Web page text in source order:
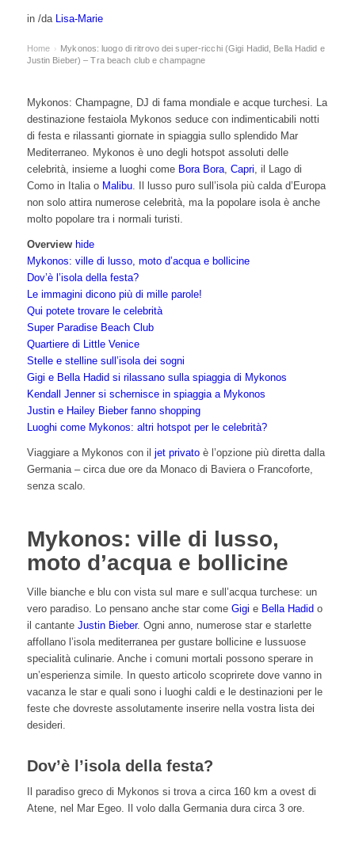
in /da Lisa-Marie
Home › Mykonos: luogo di ritrovo dei super-ricchi (Gigi Hadid, Bella Hadid e
Justin Bieber) – Tra beach club e champagne
Mykonos: Champagne, DJ di fama mondiale e acque turchesi. La
destinazione festaiola Mykonos seduce con indimenticabili notti
di festa e rilassanti giornate in spiaggia sullo splendido Mar
Mediterraneo. Mykonos è uno degli hotspot assoluti delle
celebrità, insieme a luoghi come Bora Bora, Capri, il Lago di
Comoin Italia o Malibu. Il lusso puro sull’isola più calda d’Europa
non solo attira numerose celebrità, ma la popolare isola è anche
molto popolare tra i normali turisti.
Overview hide
Mykonos: ville di lusso, moto d’acqua e bollicine
Dov’è l’isola della festa?
Le immagini dicono più di mille parole!
Qui potete trovare le celebrità
Super Paradise Beach Club
Quartiere di Little Venice
Stelle e stelline sull’isola dei sogni
Gigi e Bella Hadid si rilassano sulla spiaggia di Mykonos
Kendall Jenner si schernisce in spiaggia a Mykonos
Justin e Hailey Bieber fanno shopping
Luoghi come Mykonos: altri hotspot per le celebrità?
Viaggiare a Mykonos con il jet privatoè l’opzione più diretta dalla
Germania – circa due ore da Monaco di Baviera o Francoforte,
senza scalo.
Mykonos: ville di lusso,
moto d’acqua e bollicine
Ville bianche e blu con vista sul mare e sull’acqua turchese: un
vero paradiso. Lo pensano anche star come Gigi e Bella Hadid o
il cantante Justin Bieber. Ogni anno, numerose star e starlette
affollano l’isola mediterranea per gustare bollicine e lussuose
specialità culinarie. Anche i comuni mortali possono sperare in
un’esperienza simile. In questo articolo scoprirete dove vanno in
vacanza le star e quali sono i luoghi caldi e le destinazioni per le
feste che dovreste assolutamente inserire nella vostra lista dei
desideri.
Dov’è l’isola della festa?
Il paradiso greco di Mykonos si trova a circa 160 km a ovest di
Atene, nel Mar Egeo. Il volo dalla Germania dura circa 3 ore.